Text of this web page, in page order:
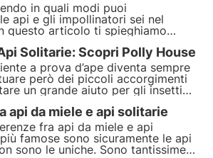
in quali modi puoi
api e gli impollinatori sei nel
questo articolo ti spieghiamo
le api con le piante nettarifere
la fornitura di nettare e polline.
Solitarie:Scopri Polly House
a prova d’ape diventa sempre
però dei piccoli accorgimenti
un grande aiuto per gli insetti
solo puoi piantare fiori salva api,
ospitare una casetta per api
selvatici
api da miele e api solitarie
fra api da miele e api
famose sono sicuramente le api
sono le uniche. Sono tantissime